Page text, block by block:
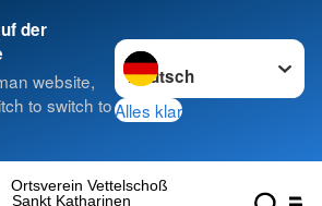
der
website,
to switch to
Sprache wechseln zu
Alles klar
Sankt Katharinen
Ortsverein Vettelschoß